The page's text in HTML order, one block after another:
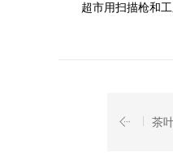
超市用扫描枪和工
茶